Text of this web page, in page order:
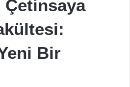
Çetinsaya
Bir